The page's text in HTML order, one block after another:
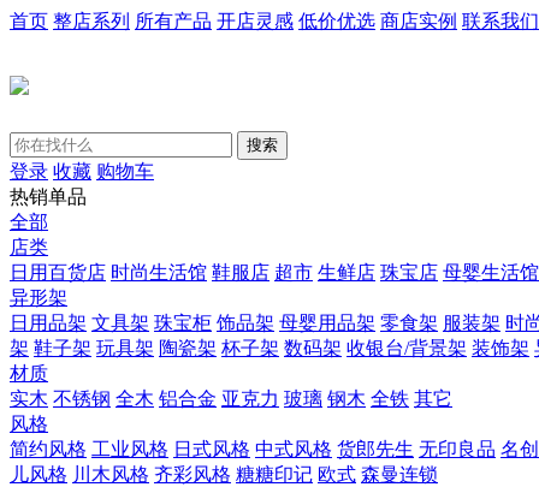
首页 整店系列 所有产品 开店灵感 低价优选 商店实例 联系我们
搜索
登录 收藏 购物车
热销单品
全部
店类
日用百货店 时尚生活馆 鞋服店 超市 生鲜店 珠宝店 母婴生活馆
异形架
日用品架 文具架 珠宝柜 饰品架 母婴用品架 零食架 服装架 时
架 鞋子架 玩具架 陶瓷架 杯子架 数码架 收银台/背景架 装饰架
材质
实木 不锈钢 全木 铝合金 亚克力 玻璃 钢木 全铁 其它
风格
简约风格 工业风格 日式风格 中式风格 货郎先生 无印良品 名
儿风格 川木风格 齐彩风格 糖糖印记 欧式 森曼连锁